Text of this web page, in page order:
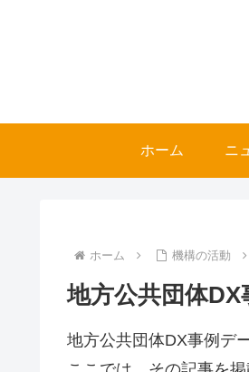
ホーム ニ
ホーム 機構の活動
地方公共団体
地方公共団体DX事例デ